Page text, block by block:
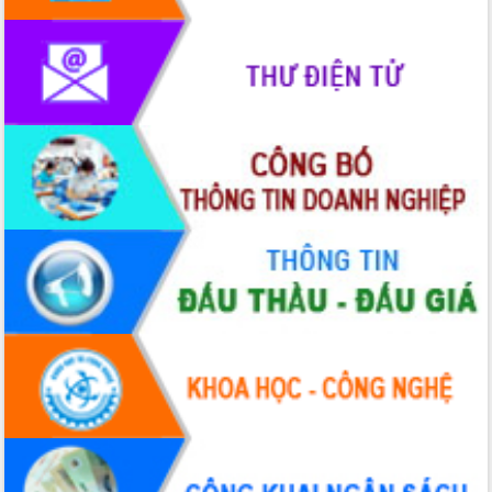
phát triển mới
Thường trực HĐND tỉnh Đắk Lắk gặp
mặt Đoàn chuyên gia y tế TP. Hồ Chí
Lễ truy điệu và an táng hài cốt liệt sĩ
tại Nghĩa trang Liệt sĩ xã Sơn Hòa
Bàn giải pháp tháo gỡ khó khăn trong
xuất khẩu sầu riêng và triển khai quy
định EUDR
Thứ trưởng Bộ Nông nghiệp và Môi
trường Nguyễn Hoàng Hiệp khảo sát
vùng trồng và doanh nghiệp đóng gói
sầu riêng tại Đắk Lắk
Trình diễn nghệ thuật chế biến các
món ăn từ sầu riêng
Đắk Lắk công bố Quy hoạch và xúc
tiến đầu tư tỉnh
Ngành cá ngừ Đắk Lắk chủ động thích
ứng để giữ vững thị trường xuất khẩu
Diễn đàn Kinh tế tư nhân Việt Nam đột